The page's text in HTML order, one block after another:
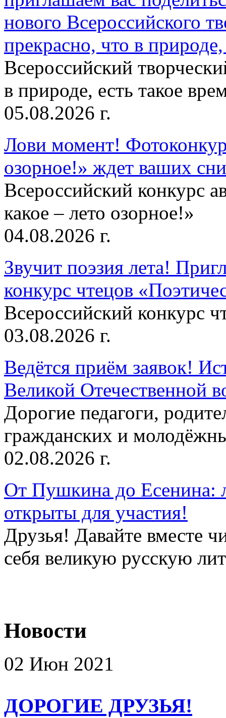
нового Всероссийского
прекрасно, что в
Всероссийский
в природе, есть такое
05.08.2026 г.
Лови момент!
озорное!» ждет ваших
Всероссийский конкурс
какое – лето озорное!»
04.08.2026 г.
Звучит поэзия лета!
конкурс чтецов
Всероссийский конкурс
03.08.2026 г.
Ведётся приём заявок!
Великой Отечественной
Дорогие педагоги,
гражданских и
02.08.2026 г.
От Пушкина до Есенина:
открыты для участия!
Друзья! Давайте вместе
себя великую русскую
Новости
02 Июн 2021
ДОРОГИЕ ДРУЗЬЯ!